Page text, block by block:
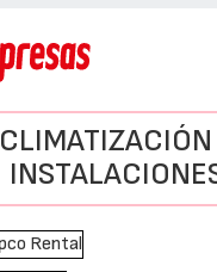
CLIMATIZACIÓN